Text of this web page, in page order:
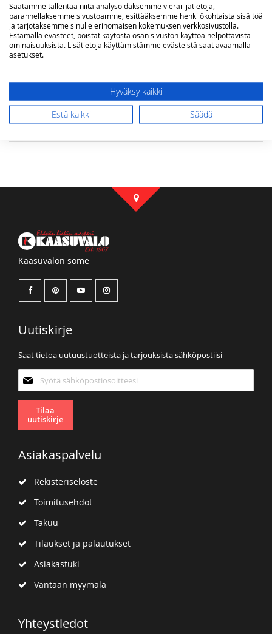
Arvostelu
Kaasuvalon some
Uutiskirje
Saat tietoa uutuustuotteista ja tarjouksista sähköpostiisi
uutiskirjeemme:
Tilaa
uutiskirje
Asiakaspalvelu
Rekisteriseloste
Toimitusehdot
Takuu
Tilaukset ja palautukset
Asiakastuki
Vantaan myymälä
Yhteystiedot
Saatamme tallentaa niitä analysoidaksemme vierailijatietoja,
parannellaksemme sivustoamme, esittääksemme henkilökohtaista sisältöä
ja tarjotaksemme sinulle erinomaisen kokemuksen verkkosivustolla.
Estämällä evästeet, poistat käytöstä osan sivuston käyttöä helpottavista
ominaisuuksista. Lisätietoja käyttämistämme evästeistä saat avaamalla
asetukset.
Hyväksy kaikki
Estä kaikki Säädä